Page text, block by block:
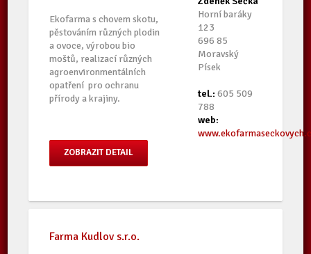
Horní baráky
123
696 85
Moravský
Písek
tel.: 605 509
788
web:
Ekofarma s chovem skotu,
pěstováním různých plodin
a ovoce, výrobou bio
moštů, realizací různých
agroenvironmentálních
opatření pro ochranu
přírody a krajiny.
ZOBRAZIT DETAIL
Farma Kudlov s.r.o.